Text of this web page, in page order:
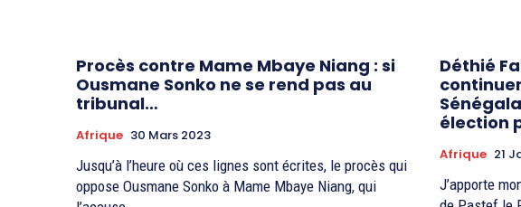
Procès contre Mame Mbaye Niang : si
Ousmane Sonko ne se rend pas au
tribunal…
Afrique 30 Mars 2023
Jusqu’à l’heure où ces lignes sont écrites, le procès qui
oppose Ousmane Sonko à Mame Mbaye Niang, qui
Déthié
élection
Afrique 21
J’apporte